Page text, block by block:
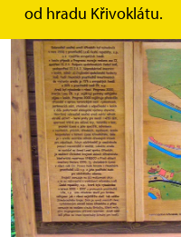
od hradu Křivoklátu.